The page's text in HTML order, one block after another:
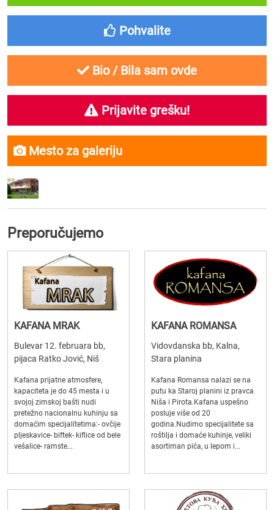
Pohvalite
Bio / Bila sam ovde
Prijavite grešku!
Mesto za galeriju
Preporučujemo
KAFANA MRAK
Bulevar 12. februara bb,
pijaca Ratko Jović, Niš
Kafana prijatne atmosfere,
kapaciteta je do 45 mesta i u
svojoj zimskoj bašti nudi
pretežno nacionalnu kuhinju sa
domaćim specijalitetima:- ovčije
pljeskavice- biftek- kiflice od bele
vešalice- ramste...
KAFANA ROMANSA
Vidovdanska bb, Kalna,
Stara planina
Kafana Romansa nalazi se na
putu ka Staroj planini iz pravca
Niša i Pirota.Kafana uspešno
posluje više od 20
godina.Nudimo specijalitete sa
roštilja i domaće kuhinje, veliki
asortiman pića, u lepom i...